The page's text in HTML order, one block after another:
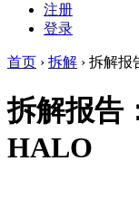
注册
登录
首页 › 拆解 › 拆解报
拆解报告
HALO